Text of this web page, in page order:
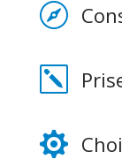

k
